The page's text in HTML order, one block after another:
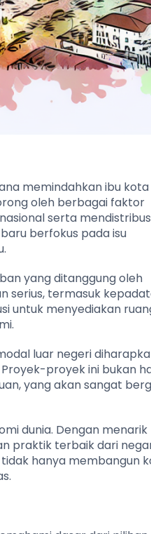
memindahkan ibu kota
oleh berbagai faktor
serta
berfokus pada isu
yang ditanggung oleh
serius, termasuk
untuk menyediakan
luar negeri
proyek ini bukan
yang akan sangat
dunia. Dengan menarik
praktik terbaik dari
hanya membangun